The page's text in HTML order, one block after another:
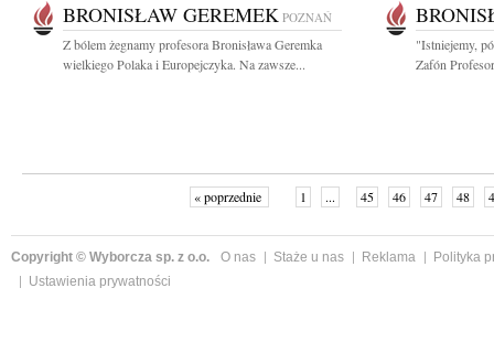
BRONISŁAW GEREMEK POZNAŃ
Z bólem żegnamy profesora Bronisława Geremka
wielkiego Polaka i Europejczyka. Na zawsze...
"Istniejemy,
Zafón
« poprzednie 1 ... 45 46 47 48
Copyright © Wyborcza sp. z o.o. O nas Staże u nas Reklama
Polityka
Ustawienia prywatności